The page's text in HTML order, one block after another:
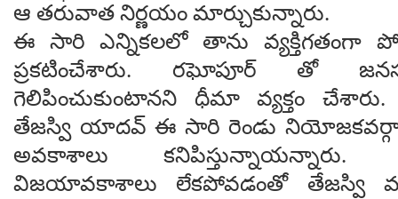
ఆ తరువాత నిర్ణయం మార్చుకున్నారు.
ఈ సారి ఎన్నికలలో తాను వ్యక్తిగతంగా
ప్రకటించేశారు. రఘోపూర్ తో
గెలిపించుకుంటానని ధీమా వ్యక్తం చేశారు.
తేజస్వి యాదవ్ ఈ సారి రెండు
అవకాశాలు
విజయావకాశాలు లేకపోవడంతో తేజస్వి